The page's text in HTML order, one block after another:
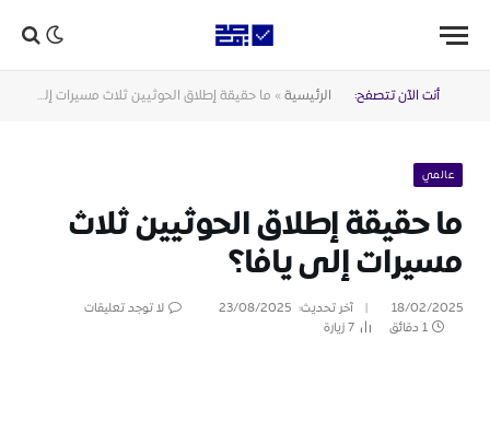
أنت الآن تتصفح: الرئيسية » ما حقيقة إطلاق الحوثيين ثلاث مسيرات إلى يافا؟
عالمي
ما حقيقة إطلاق الحوثيين ثلاث
مسيرات إلى يافا؟
18/02/2025 آخر تحديث: 23/08/2025
لا توجد تعليقات
1 دقائق
7زيارة